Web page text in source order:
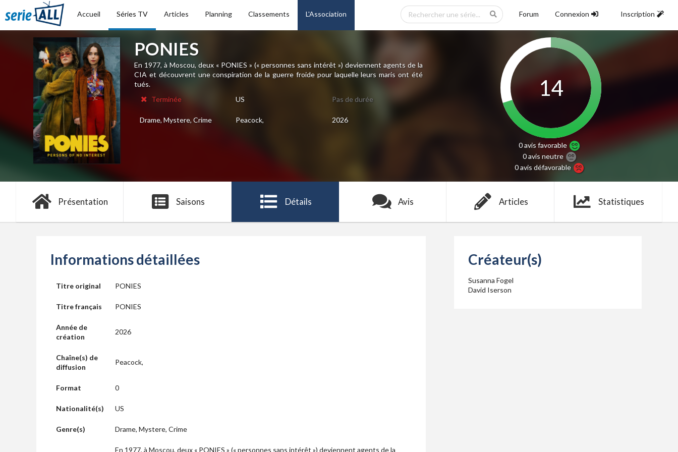
Accueil Séries TV Articles Planning Classements L'Association Forum Connexion Inscription
PONIES
En 1977, à Moscou, deux « PONIES » (« personnes sans intérêt ») deviennent agents de la
CIA et découvrent une conspiration de la guerre froide pour laquelle leurs maris ont été
tués.
Terminée
US Pas de durée
Drame, Mystere, Crime Peacock, 2026
14
0 avisfavorable
0 avis neutre
0 avisdéfavorable
Présentation Saisons Détails Avis Articles Statistiques
Informations détaillées
Titre original PONIES
Titre français PONIES
Année de
création
2026
Chaîne(s) de
diffusion
Peacock,
Format 0
Nationalité(s) US
Genre(s) Drame, Mystere, Crime
En 1977, à Moscou, deux « PONIES » (« personnes sans intérêt ») deviennent agents de la
Créateur(s)
Susanna Fogel
David Iserson